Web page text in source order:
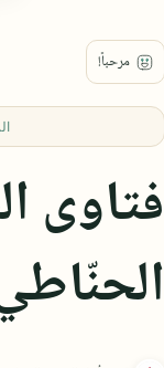
فتاوى